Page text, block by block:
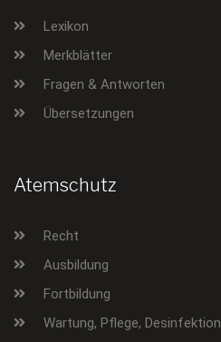
Lexikon
Merkblätter
Fragen & Antworten
Übersetzungen
Atemschutz
Recht
Ausbildung
Fortbildung
Wartung, Pflege, Desinfektion